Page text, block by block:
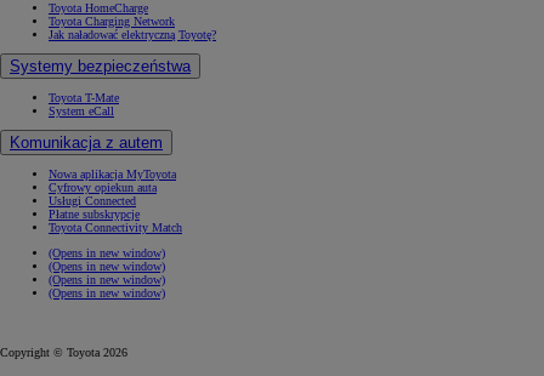
Toyota HomeCharge
Toyota Charging Network
Jak naładować elektryczną Toyotę?
Systemy bezpieczeństwa
Toyota T-Mate
System eCall
Komunikacja z autem
Nowa aplikacja MyToyota
Cyfrowy opiekun auta
Usługi Connected
Płatne subskrypcje
Toyota Connectivity Match
(Opens in new window)
(Opens in new window)
(Opens in new window)
(Opens in new window)
Copyright © Toyota 2026